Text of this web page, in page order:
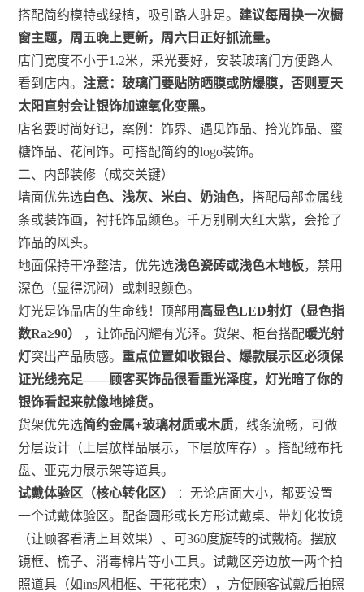
搭配简约模特或绿植，吸引路人驻足。 建议每周换一次橱
窗主题，周五晚上更新，周六日正好抓流量。
店门宽度不小于1.2米，采光要好，安装玻璃门方便路人
看到店内。注意：玻璃门要贴防晒膜或防爆膜，否则夏天
太阳直射会让银饰加速氧化变黑。
店名要时尚好记，案例：饰界、遇见饰品、拾光饰品、蜜
糖饰品、花间饰。可搭配简约的logo装饰。
二、内部装修（成交关键）
墙面优先选白色、浅灰、米白、奶油色，搭配局部金属线
条或装饰画，衬托饰品颜色。千万别刷大红大紫，会抢了
饰品的风头。
地面保持干净整洁，优先选浅色瓷砖或浅色木地板，禁用
深色（显得沉闷）或刺眼颜色。
灯光是饰品店的生命线！顶部用 高显色LED射灯（显色指
数Ra≥90）
，让饰品闪耀有光泽。货架、柜台搭配暖光射
灯突出产品质感。 重点位置如收银台、爆款展示区必须保
证光线充足——顾客买饰品很看重光泽度，灯光暗了你的
银饰看起来就像地摊货。
货架优先选简约金属+玻璃材质或木质，线条流畅，可做
分层设计（上层放样品展示，下层放库存）。搭配绒布托
盘、亚克力展示架等道具。
试戴体验区（核心转化区）
：无论店面大小，都要设置
一个试戴体验区。配备圆形或长方形试戴桌、带灯化妆镜
（让顾客看清上耳效果）、可360度旋转的试戴椅。摆放
镜框、梳子、消毒棉片等小工具。试戴区旁边放一两个拍
照道具（如ins风相框、干花花束），方便顾客试戴后拍照